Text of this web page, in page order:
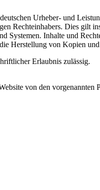
Urheber- und
Rechteinhabers. Dies gilt
Systemen. Inhalte und
Herstellung von Kopien
Erlaubnis zulässig.
von den